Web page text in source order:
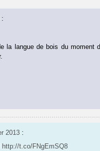
:
la langue de bois du
2013 :
http://t.co/FNgEmSQ8